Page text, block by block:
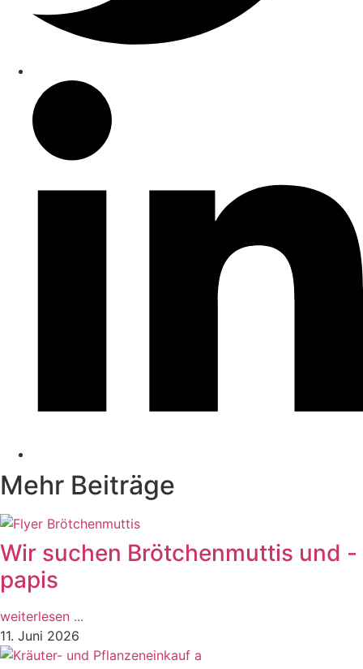
Mehr Beiträge
Wir suchen Brötchenmuttis und -
papis
weiterlesen ...
11. Juni 2026